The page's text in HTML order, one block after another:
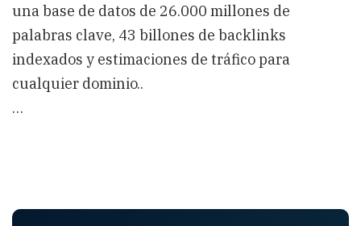
una base de datos de 26.000 millones de
palabras clave, 43 billones de backlinks
indexados y estimaciones de tráfico para
cualquier dominio..
…